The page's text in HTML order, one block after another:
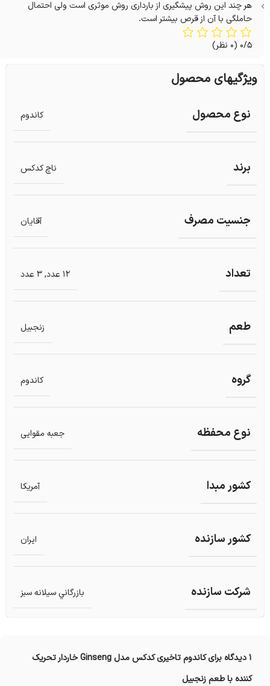
هر چند این روش پیشگیری از بارداری روش موثری است ولی احتمال
حاملگی با آن از قرص بیشتر است.
0/5 (0 نظر)
ویژگیهای محصول
نوع محصول کاندوم
برند ناچ کدکس
جنسیت مصرف آقایان
تعداد 12 عدد ,3 عدد
طعم زنجبیل
گروه کاندوم
نوع محفظه جعبه مقوایی
کشور مبدا آمریکا
کشور سازنده ایران
شرکت سازنده بازرگاني سيلانه سبز
1 دیدگاه برای
کاندوم تاخیری کدکس مدل Ginseng خاردار تحریک
کننده با طعم زنجبیل